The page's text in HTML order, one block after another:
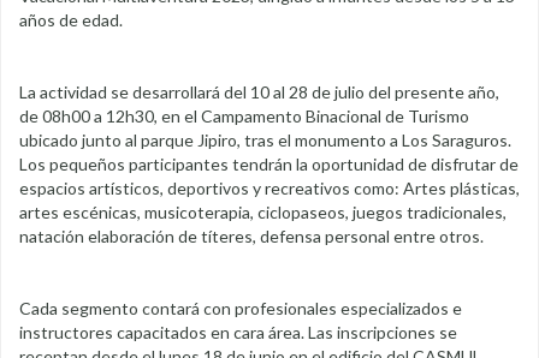
años de edad.
La actividad se desarrollará del 10 al 28 de julio del presente año,
de 08h00 a 12h30, en el Campamento Binacional de Turismo
ubicado junto al parque Jipiro, tras el monumento a Los Saraguros.
Los pequeños participantes tendrán la oportunidad de disfrutar de
espacios artísticos, deportivos y recreativos como: Artes plásticas,
artes escénicas, musicoterapia, ciclopaseos, juegos tradicionales,
natación elaboración de títeres, defensa personal entre otros.
Cada segmento contará con profesionales especializados e
instructores capacitados en cara área. Las inscripciones se